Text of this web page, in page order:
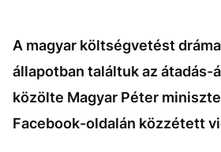
A magyar költségvetést
állapotban találtuk az átadás-
közölte Magyar Péter
Facebook-oldalán közzétett